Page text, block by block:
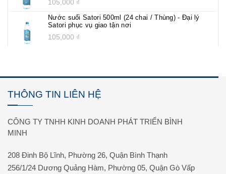
105,000 ₫
Nước suối Satori 500ml (24 chai / Thùng) - Đại lý
Satori phục vụ giao tận nơi
105,000 ₫
THÔNG TIN LIÊN HỆ
CÔNG TY TNHH KINH DOANH PHÁT TRIỂN BÌNH
MINH
208 Đinh Bộ Lĩnh, Phường 26, Quận Bình Thạnh
256/1/24 Dương Quảng Hàm, Phường 05, Quận Gò Vấp